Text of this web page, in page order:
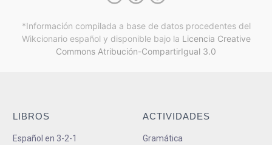
*Información compilada a base de datos procedentes del
Wikcionario español y disponible bajo la Licencia Creative
Commons Atribución-CompartirIgual 3.0
LIBROS
Español en 3-2-1
ACTIVIDADES
Gramática